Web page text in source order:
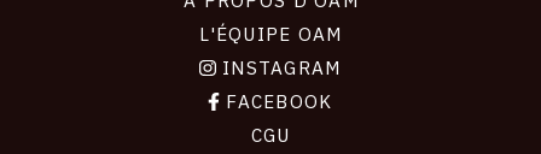
L'ÉQUIPE OAM
INSTAGRAM
FACEBOOK
CGU